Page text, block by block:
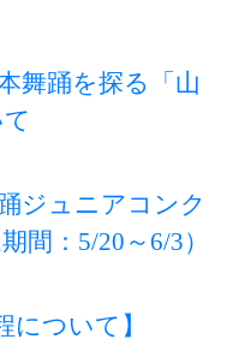
舞踊を探る「山
ジュニアコンク
間：5/20～6/3）
について】